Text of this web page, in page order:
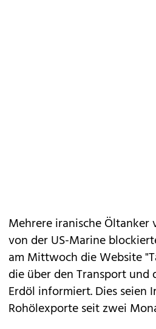
Mehrere iranische Öltanker
von der US-Marine
am Mittwoch die Website
die über den Transport und
Erdöl informiert. Dies seien
Rohölexporte seit zwei